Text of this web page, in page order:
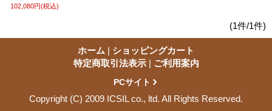
102,080円(税込)
(1件/1件)
ホーム | ショッピングカート
特定商取引法表示 | ご利用案内
PCサイト
Copyright (C) 2009 ICSIL co., ltd. All Rights Reserved.